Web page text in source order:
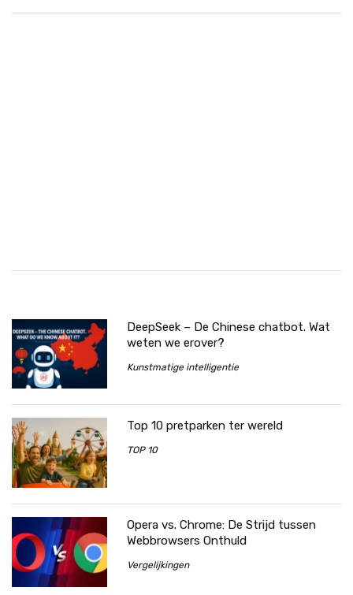
DeepSeek – De Chinese chatbot. Wat
weten we erover?
Kunstmatige intelligentie
Top 10 pretparken ter wereld
TOP 10
Opera vs. Chrome: De Strijd tussen
Webbrowsers Onthuld
Vergelijkingen